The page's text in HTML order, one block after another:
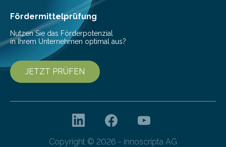
Gefahr erheblicher…
Fördermittelprüfung
Nutzen Sie das Förderpotenzial
in Ihrem Unternehmen optimal aus?
JETZT PRÜFEN
Copyright © 2026 - innoscripta AG